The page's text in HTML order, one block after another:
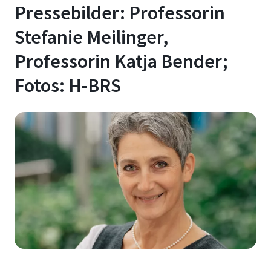
Pressebilder: Professorin
Stefanie Meilinger,
Professorin Katja Bender;
Fotos: H-BRS